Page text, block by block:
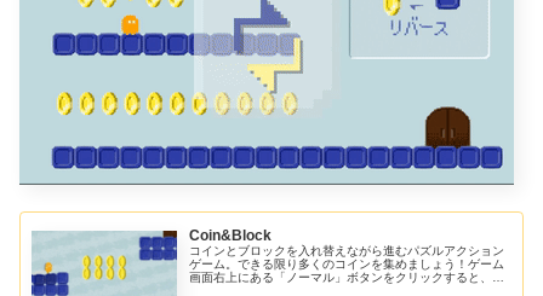
Coin&Block
コインとブロックを入れ替えながら進むパズルアクション
ゲーム。できる限り多くのコインを集めましょう！ゲーム
画面右上にある「ノーマル」ボタンをクリックすると、表